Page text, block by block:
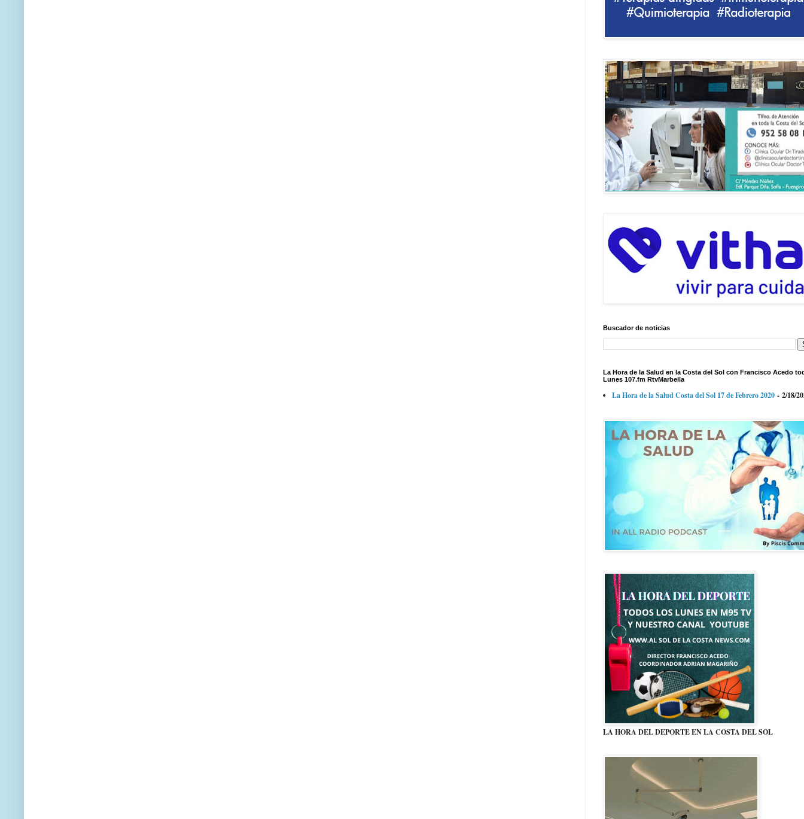
Buscador de noticias
La Hora de la Salud en la Costa del Sol con Francisco Acedo
Lunes 107.fm RtvMarbella
La Hora de la Salud Costa del Sol 17 de Febrero 2020 - 2/18/
LA HORA DEL DEPORTE EN LA COSTA DEL SOL